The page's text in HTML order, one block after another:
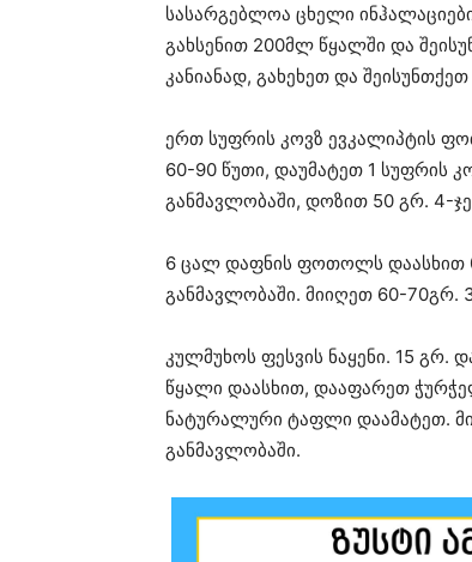
სასარგებლოა ცხელი
გახსენით 200მლ წყალში და
კანიანად, გახეხეთ და
ერთ სუფრის კოვზ ევკალიპტის
60-90 წუთი, დაუმატეთ 1 სუფრის
განმავლობაში, დოზით 50 გრ. 4-
6 ცალ დაფნის ფოთოლს დაასხით
განმავლობაში. მიიღეთ 60-70გრ.
კულმუხოს ფესვის ნაყენი. 15 გრ.
წყალი დაასხით, დააფარეთ
ნატურალური ტაფლი დაამატეთ.
განმავლობაში.